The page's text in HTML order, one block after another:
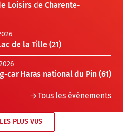
Loisirs de Charente-
de la Tille (21)
car Haras national du Pin (61)
Tous les évènements
LES PLUS VUS